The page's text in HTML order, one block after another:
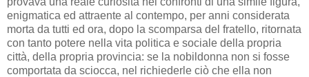
enigmatica ed attraente al contempo, per anni considerata
morta da tutti ed ora, dopo la scomparsa del fratello, ritornata
con tanto potere nella vita politica e sociale della propria
città, della propria provincia: se la nobildonna non si fosse
comportata da sciocca, nel richiederle ciò che ella non